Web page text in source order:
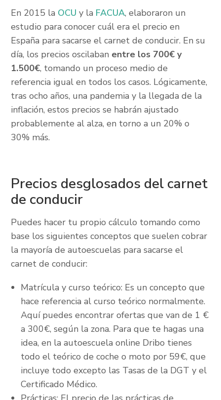
En 2015 la OCU y la FACUA, elaboraron un
estudio para conocer cuál era el precio en
España para sacarse el carnet de conducir. En su
día, los precios oscilaban entre los 700€ y
1.500€, tomando un proceso medio de
referencia igual en todos los casos. Lógicamente,
tras ocho años, una pandemia y la llegada de la
inflación, estos precios se habrán ajustado
probablemente al alza, en torno a un 20% o
30% más.
Precios desglosados del carnet
de conducir
Puedes hacer tu propio cálculo tomando como
base los siguientes conceptos que suelen cobrar
la mayoría de autoescuelas para sacarse el
carnet de conducir:
Matrícula y curso teórico: Es un concepto que
hace referencia al curso teórico normalmente.
Aquí puedes encontrar ofertas que van de 1 €
a 300€, según la zona. Para que te hagas una
idea, en la autoescuela online Dribo tienes
todo el teórico de coche o moto por 59€, que
incluye todo excepto las Tasas de la DGT y el
Certificado Médico.